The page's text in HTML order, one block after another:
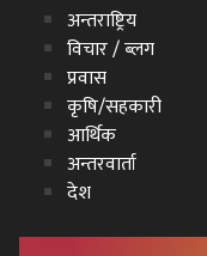
अन्तराष्ट्रिय
विचार / ब्लग
प्रवास
कृषि/सहकारी
आर्थिक
अन्तरवार्ता
देश